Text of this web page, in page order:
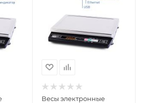
Весы электронные